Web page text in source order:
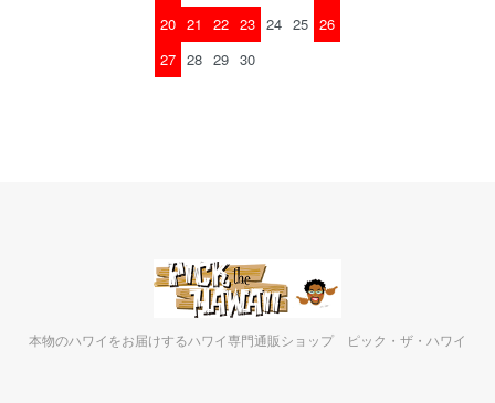
20 21 22 23 24 25 26
27 28 29 30
本物のハワイをお届けするハワイ専門通販ショップ ピック・ザ・ハワイ